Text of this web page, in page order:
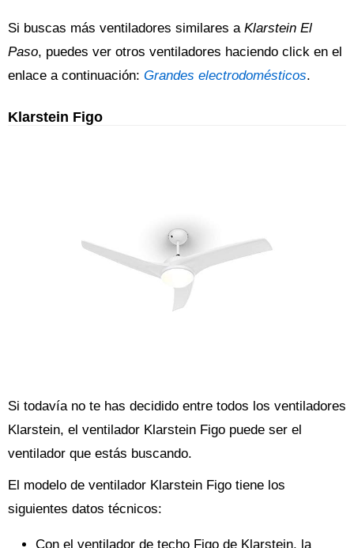
Si buscas más ventiladores similares a Klarstein El
Paso, puedes ver otros ventiladores haciendo click en el
enlace a continuación: Grandes electrodomésticos.
Klarstein Figo
Si todavía no te has decidido entre todos los ventiladores
Klarstein, el ventilador Klarstein Figo puede ser el
ventilador que estás buscando.
El modelo de ventilador Klarstein Figo tiene los
siguientes datos técnicos:
Con el ventilador de techo Figo de Klarstein, la